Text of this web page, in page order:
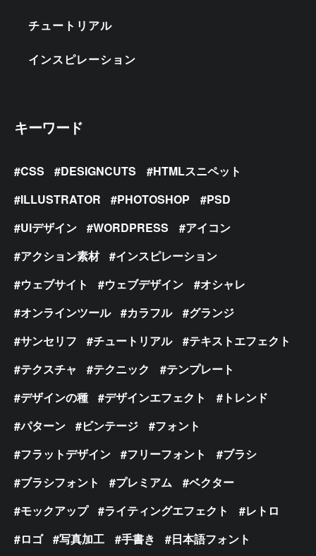
チュートリアル
インスピレーション
キーワード
CSS DESIGNCUTS
HTMLスニペット
ILLUSTRATOR
PHOTOSHOP
PSD
UIデザイン
WORDPRESS
アイコン
アクション素材
インスピレーション
ウェブサイト
ウェブデザイン
オシャレ
オンラインツール
カラフル
グランジ
サンセリフ
チュートリアル
テキストエフェクト
テクスチャ
テクニック
テンプレート
デザインの種
デザインエフェクト
トレンド
パターン
ビンテージ
フォント
フラットデザイン
フリーフォント
ブラシ
ブラシフォント
プレミアム
ベクター
モックアップ
ライティングエフェクト
レトロ
ロゴ
写真加工 手書き
日本語フォント